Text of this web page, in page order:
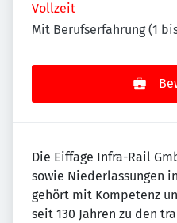
Vollzeit
Mit Berufserfahrung (1
Die Eiffage Infra-Rail
sowie Niederlassungen
gehört mit Kompetenz
seit 130 Jahren zu den